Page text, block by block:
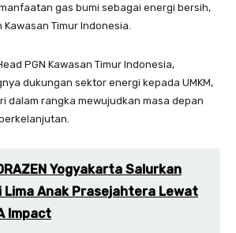
gas bumi sebagai energi bersih,
Timur Indonesia.
PGN Kawasan Timur Indonesia,
dukungan sektor energi kepada UMKM,
dalam rangka mewujudkan masa depan
Yogyakarta Salurkan
Lima Anak Prasejahtera Lewat
Impact